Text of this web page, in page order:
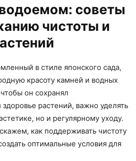
советы
чистоты и
в стиле японского сада,
красоту камней и водных
он сохранял
здоровье растений, важно уделять
но и регулярному уходу.
как поддерживать чистоту
оптимальные условия для